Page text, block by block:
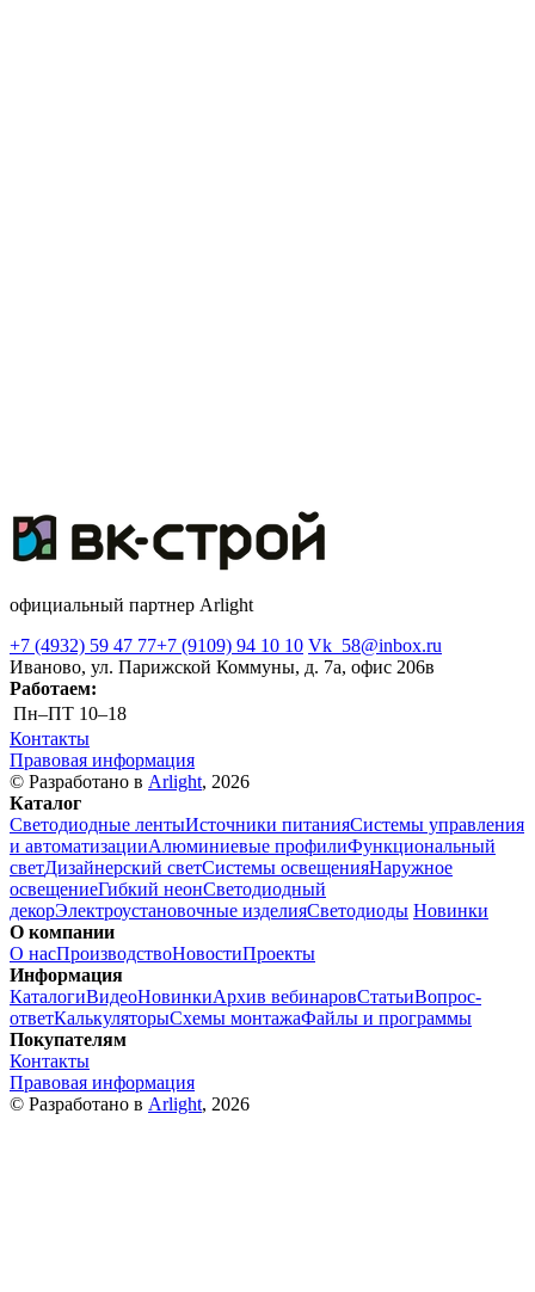
официальный партнер Arlight
+7 (4932) 59 47 77+7 (9109) 94 10 10 Vk_58@inbox.ru
Иваново, ул. Парижской Коммуны, д. 7а, офис 206в
Работаем:
Пн–ПТ 10–18
Контакты
Правовая информация
© Разработано в Arlight, 2026
Каталог
Светодиодные лентыИсточники питанияСистемы управления
и автоматизацииАлюминиевые профилиФункциональный
светДизайнерский светСистемы освещенияНаружное
освещениеГибкий неонСветодиодный
декорЭлектроустановочные изделияСветодиоды Новинки
О компании
О насПроизводствоНовостиПроекты
Информация
КаталогиВидеоНовинкиАрхив вебинаровСтатьиВопрос-
ответКалькуляторыСхемы монтажаФайлы и программы
Покупателям
Контакты
Правовая информация
© Разработано в Arlight, 2026